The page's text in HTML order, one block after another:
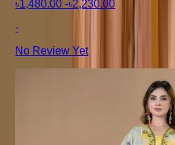
৳1,480.00 -৳2,230.00
-
No Review Yet